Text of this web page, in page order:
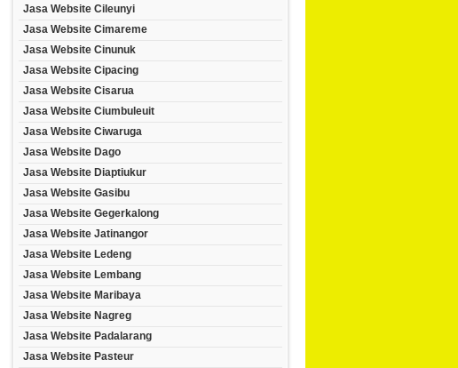
Jasa Website Cileunyi
Jasa Website Cimareme
Jasa Website Cinunuk
Jasa Website Cipacing
Jasa Website Cisarua
Jasa Website Ciumbuleuit
Jasa Website Ciwaruga
Jasa Website Dago
Jasa Website Diaptiukur
Jasa Website Gasibu
Jasa Website Gegerkalong
Jasa Website Jatinangor
Jasa Website Ledeng
Jasa Website Lembang
Jasa Website Maribaya
Jasa Website Nagreg
Jasa Website Padalarang
Jasa Website Pasteur